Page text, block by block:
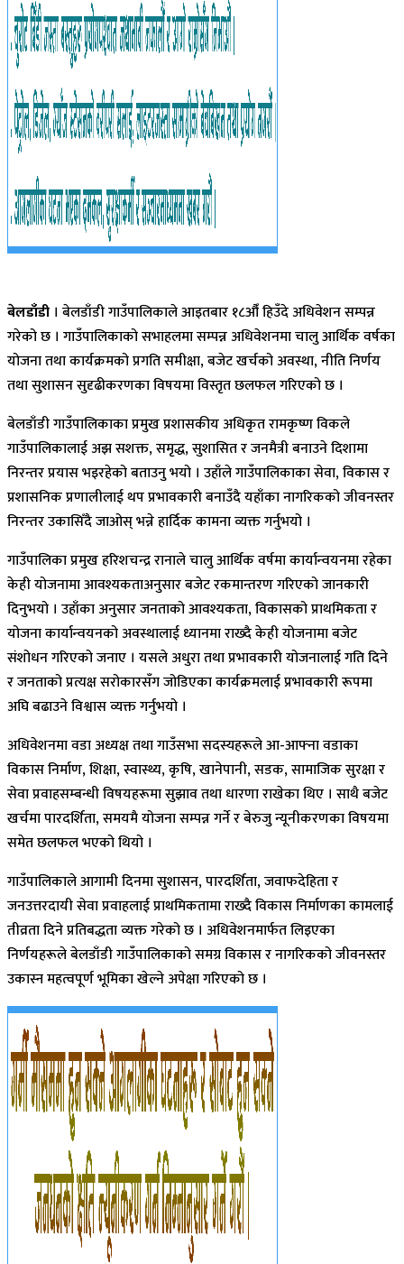
बेलडाँडी । बेलडाँडी गाउँपालिकाले आइतबार १८औँ हिउँदे अधिवेशन सम्पन्न
गरेको छ । गाउँपालिकाको सभाहलमा सम्पन्न अधिवेशनमा चालु आर्थिक वर्षका
योजना तथा कार्यक्रमको प्रगति समीक्षा, बजेट खर्चको अवस्था, नीति निर्णय
तथा सुशासन सुदृढीकरणका विषयमा विस्तृत छलफल गरिएको छ ।
बेलडाँडी गाउँपालिकाका प्रमुख प्रशासकीय अधिकृत रामकृष्ण विकले
गाउँपालिकालाई अझ सशक्त, समृद्ध, सुशासित र जनमैत्री बनाउने दिशामा
निरन्तर प्रयास भइरहेको बताउनु भयो । उहाँले गाउँपालिकाका सेवा, विकास र
प्रशासनिक प्रणालीलाई थप प्रभावकारी बनाउँदै यहाँका नागरिकको जीवनस्तर
निरन्तर उकासिँदै जाओस् भन्ने हार्दिक कामना व्यक्त गर्नुभयो ।
गाउँपालिका प्रमुख हरिशचन्द्र रानाले चालु आर्थिक वर्षमा कार्यान्वयनमा रहेका
केही योजनामा आवश्यकताअनुसार बजेट रकमान्तरण गरिएको जानकारी
दिनुभयो । उहाँका अनुसार जनताको आवश्यकता, विकासको प्राथमिकता र
योजना कार्यान्वयनको अवस्थालाई ध्यानमा राख्दै केही योजनामा बजेट
संशोधन गरिएको जनाए । यसले अधुरा तथा प्रभावकारी योजनालाई गति दिने
र जनताको प्रत्यक्ष सरोकारसँग जोडिएका कार्यक्रमलाई प्रभावकारी रूपमा
अघि बढाउने विश्वास व्यक्त गर्नुभयो ।
अधिवेशनमा वडा अध्यक्ष तथा गाउँसभा सदस्यहरूले आ-आफ्ना वडाका
विकास निर्माण, शिक्षा, स्वास्थ्य, कृषि, खानेपानी, सडक, सामाजिक सुरक्षा र
सेवा प्रवाहसम्बन्धी विषयहरूमा सुझाव तथा धारणा राखेका थिए । साथै बजेट
खर्चमा पारदर्शिता, समयमै योजना सम्पन्न गर्ने र बेरुजु न्यूनीकरणका विषयमा
समेत छलफल भएको थियो ।
गाउँपालिकाले आगामी दिनमा सुशासन, पारदर्शिता, जवाफदेहिता र
जनउत्तरदायी सेवा प्रवाहलाई प्राथमिकतामा राख्दै विकास निर्माणका कामलाई
तीव्रता दिने प्रतिबद्धता व्यक्त गरेको छ । अधिवेशनमार्फत लिइएका
निर्णयहरूले बेलडाँडी गाउँपालिकाको समग्र विकास र नागरिकको जीवनस्तर
उकास्न महत्वपूर्ण भूमिका खेल्ने अपेक्षा गरिएको छ ।